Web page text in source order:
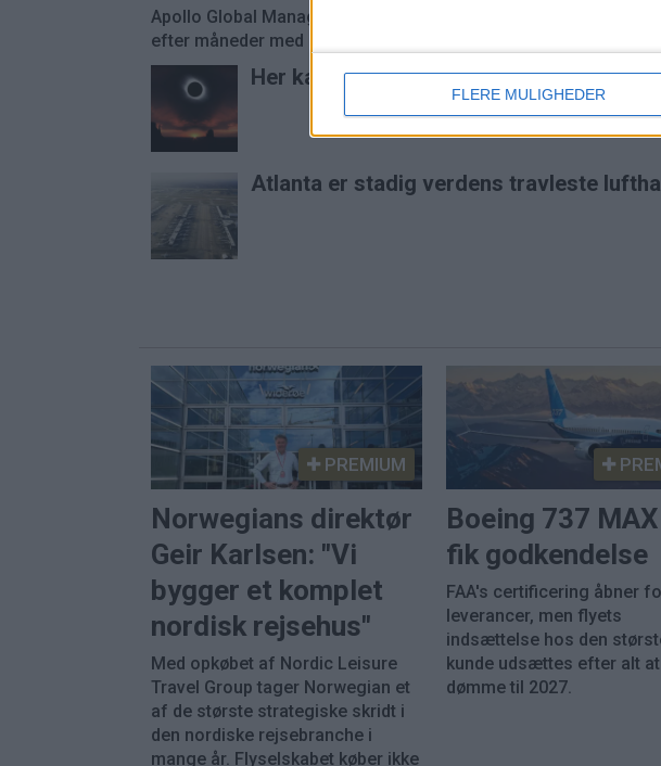
FLERE MULIGHEDER
Apollo Global Management overtager Easyjet for 5,7 milliarder
efter måneder med budkamp om det britiske lavprisselskab.
Her kan du opleve total solformørkelse
Atlanta er stadig verdens travleste
PREMIUM
Norwegians direktør
Geir Karlsen: "Vi
bygger et komplet
nordisk rejsehus"
Med opkøbet af Nordic Leisure
Travel Group tager Norwegian et
af de største strategiske skridt i
den nordiske rejsebranche i
mange år. Flyselskabet køber ikke
Boeing 737
fik godkendelse
FAA's certificering åbner
leverancer, men flyets
indsættelse hos den
kunde udsættes efter alt at
dømme til 2027.